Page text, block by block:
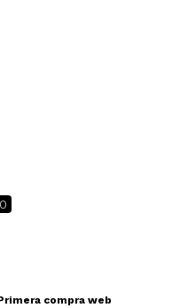
compra web